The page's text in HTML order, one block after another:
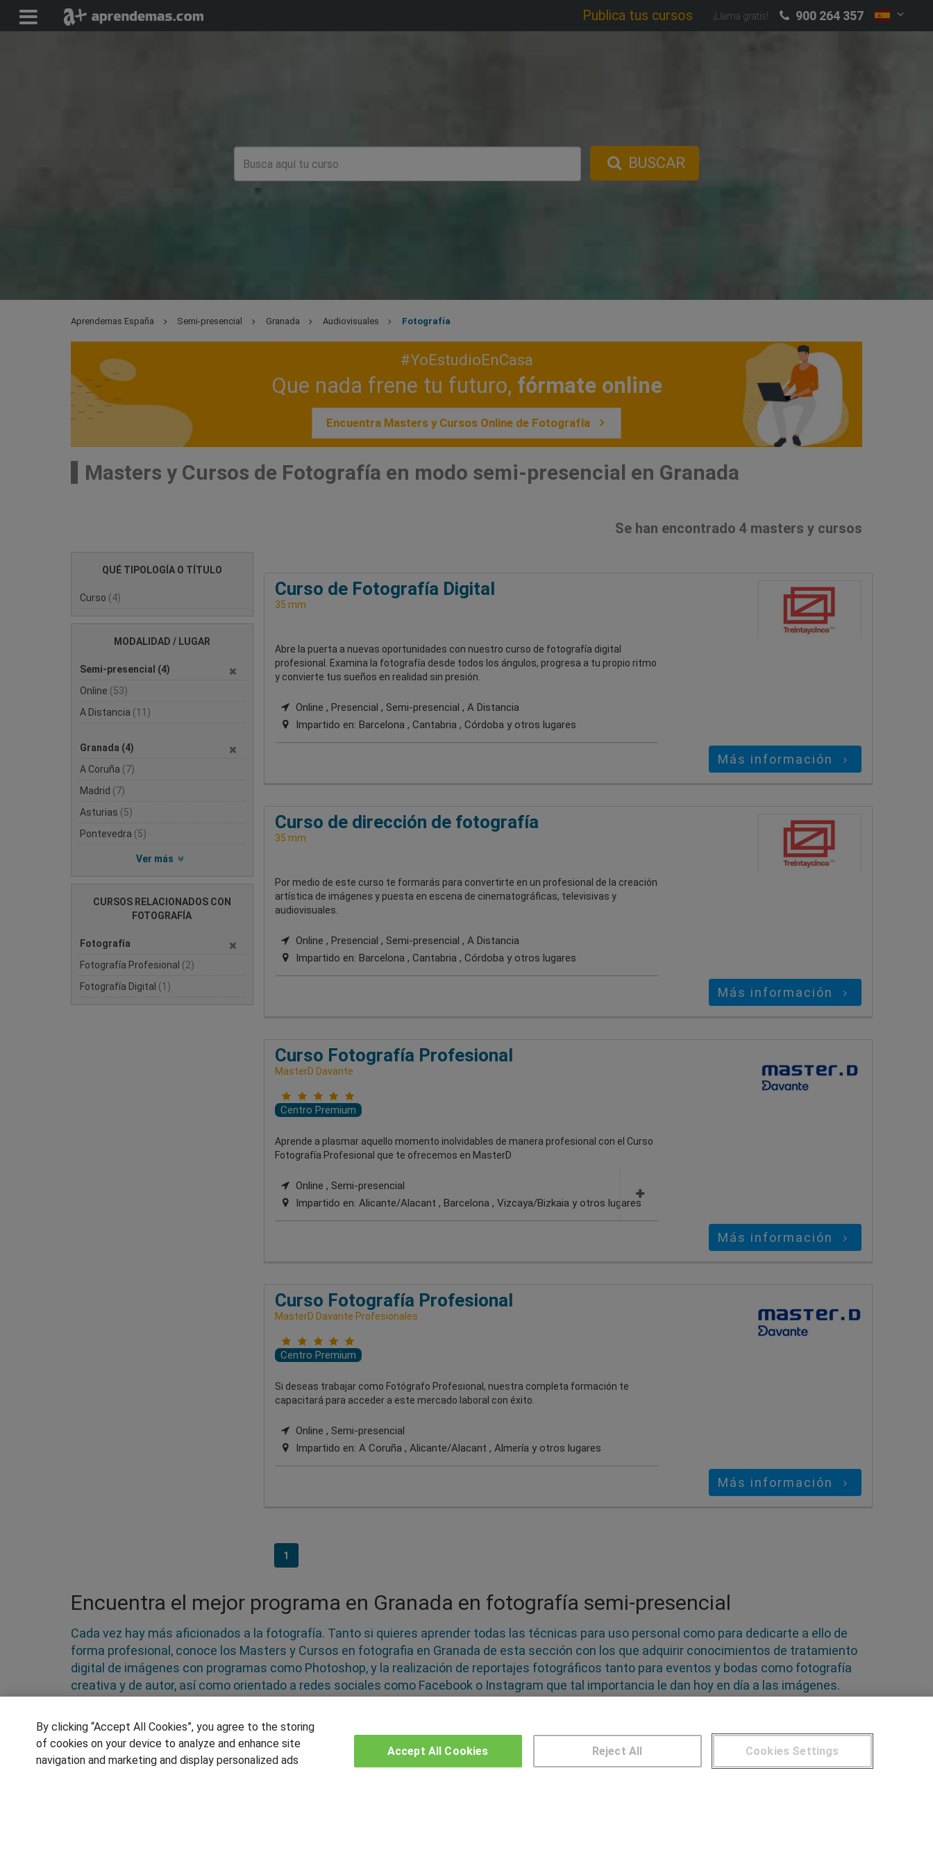
Publica tus cursos ¡Llama gratis! 900 264 357
BUSCAR
Aprendemas España Semi-presencial Granada Audiovisuales Fotografía
#YoEstudioEnCasa
Que nada frene tu futuro, fórmate online
Encuentra Masters y Cursos Online de Fotografía
Masters y Cursos de Fotografía en modo semi-presencial en Granada
Se han encontrado 4 masters y cursos
QUÉ TIPOLOGÍA O TÍTULO
Curso (4)
MODALIDAD / LUGAR
Semi-presencial (4)
Online (53)
A Distancia (11)
Granada (4)
A Coruña (7)
Madrid (7)
Asturias (5)
Pontevedra (5)
Ver más
CURSOS RELACIONADOS CON
FOTOGRAFÍA
Fotografía
Fotografía Profesional (2)
Fotografía Digital (1)
Curso de Fotografía Digital
35 mm
Abre la puerta a nuevas oportunidades con nuestro curso de fotografía digital
profesional. Examina la fotografía desde todos los ángulos, progresa a tu propio ritmo
y convierte tus sueños en realidad sin presión.
Online , Presencial , Semi-presencial , A Distancia
Impartido en: Barcelona , Cantabria , Córdoba y otros lugares
Más información
Curso de dirección de fotografía
35 mm
Por medio de este curso te formarás para convertirte en un profesional de la creación
artística de imágenes y puesta en escena de cinematográficas, televisivas y
audiovisuales.
Online , Presencial , Semi-presencial , A Distancia
Impartido en: Barcelona , Cantabria , Córdoba y otros lugares
Más información
Curso Fotografía Profesional
MasterD Davante
Centro Premium
Aprende a plasmar aquello momento inolvidables de manera profesional con el Curso
Fotografía Profesional que te ofrecemos en MasterD
Online , Semi-presencial
Impartido en: Alicante/Alacant , Barcelona , Vizcaya/Bizkaia y otros lugares
Más información
Curso Fotografía Profesional
MasterD Davante Profesionales
Centro Premium
Si deseas trabajar como Fotógrafo Profesional, nuestra completa formación te
capacitará para acceder a este mercado laboral con éxito.
Online , Semi-presencial
Impartido en: A Coruña , Alicante/Alacant , Almería y otros lugares
Más información
1
Encuentra el mejor programa en Granada en fotografía semi-presencial
Cada vez hay más aficionados a la fotografía. Tanto si quieres aprender todas las técnicas para uso personal como para dedicarte a ello de
forma profesional, conoce los Masters y Cursos en fotografia en Granada de esta sección con los que adquirir conocimientos de tratamiento
digital de imágenes con programas como Photoshop, y la realización de reportajes fotográficos tanto para eventos y bodas como fotografía
creativa y de autor, así como orientado a redes sociales como Facebook o Instagram que tal importancia le dan hoy en día a las imágenes.
curso de fotografía digital, de moda, publicitaria, creativa o deportiva y proyecta tu profesión a través del objetivo de tu cámara
CENTROS DE FORMACIÓN
By clicking “Accept All Cookies”, you agree to the storing
of cookies on your device to analyze and enhance site
navigation and marketing and display personalized ads
Cookies Settings
Reject All
Accept All Cookies